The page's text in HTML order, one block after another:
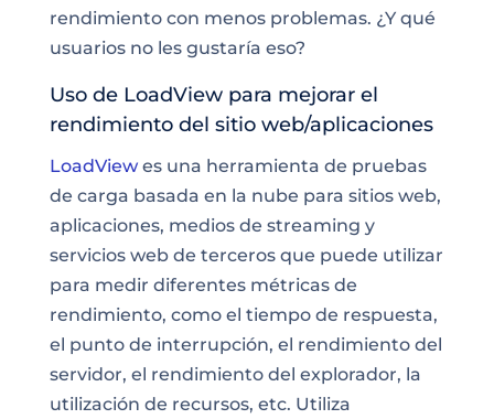
rendimiento con menos problemas. ¿Y qué
usuarios no les gustaría eso?
Uso de LoadView para mejorar el
rendimiento del sitio web/aplicaciones
LoadViewes una herramienta de pruebas
de carga basada en la nube para sitios web,
aplicaciones, medios de streaming y
servicios web de terceros que puede utilizar
para medir diferentes métricas de
rendimiento, como el tiempo de respuesta,
el punto de interrupción, el rendimiento del
servidor, el rendimiento del explorador, la
utilización de recursos, etc. Utiliza